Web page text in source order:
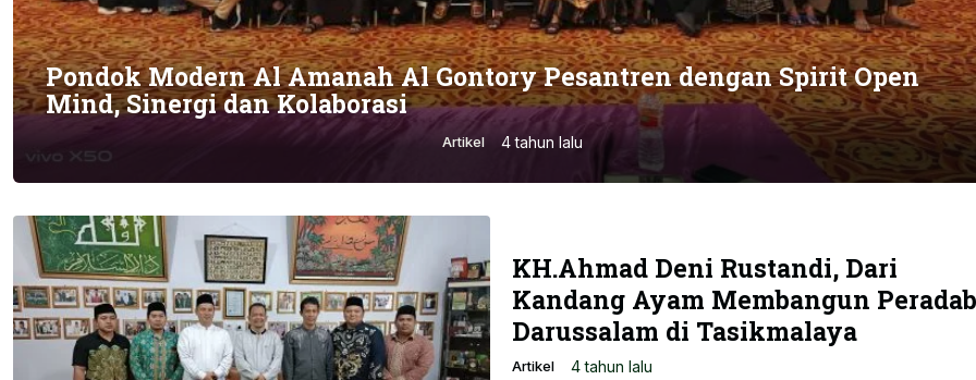
Pondok Modern Al Amanah Al Gontory Pesantren dengan Spirit Open
Mind, Sinergi dan Kolaborasi
Artikel 4 tahun lalu
KH.Ahmad Deni Rustandi, Dari
Kandang Ayam Membangun
Darussalam di Tasikmalaya
Artikel 4 tahun lalu